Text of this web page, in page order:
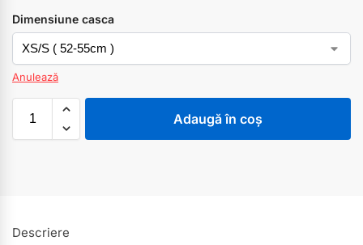
Dimensiune casca
Anulează
Adaugă în coș
Descriere